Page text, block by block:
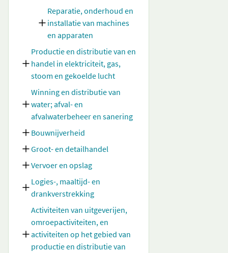
Reparatie, onderhoud en
installatie van machines
en apparaten
Productie en distributie van en
handel in elektriciteit, gas,
stoom en gekoelde lucht
Winning en distributie van
water; afval- en
afvalwaterbeheer en sanering
Bouwnijverheid
Groot- en detailhandel
Vervoer en opslag
Logies-, maaltijd- en
drankverstrekking
Activiteiten van uitgeverijen,
omroepactiviteiten, en
activiteiten op het gebied van
productie en distributie van